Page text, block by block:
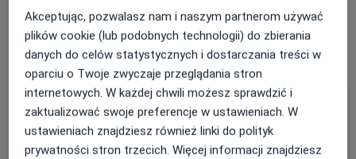
prof. dr hab. n. med.
Paweł Balsam
kardiolog
dr hab. n. med.
Michał Marchel
kardiolog
Lodziński
Zobacz wszystkich 13 specjalistów
Akceptując, pozwalasz nam i naszym partnerom używać
plików cookie (lub podobnych technologii) do zbierania
danych do celów statystycznych i dostarczania treści w
oparciu o Twoje zwyczaje przeglądania stron
internetowych. W każdej chwili możesz sprawdzić i
zaktualizować swoje preferencje w ustawieniach. W
ustawieniach znajdziesz również linki do polityk
prywatności stron trzecich. Więcej informacji znajdziesz